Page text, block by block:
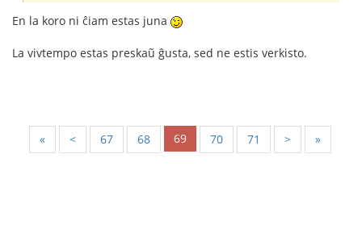
En la koro ni ĉiam estas juna
La vivtempo estas preskaũ ĝusta, sed ne estis verkisto.
« < 67 68 69 70 71 > »